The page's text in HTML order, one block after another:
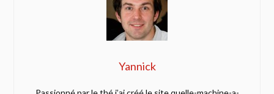
Yannick